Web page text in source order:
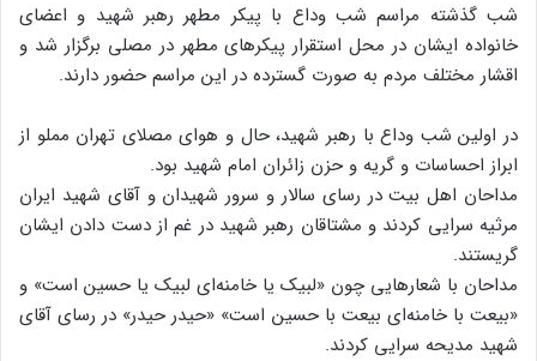
شب گذشته مراسم شب وداع با پیکر مطهر رهبر شهید و اعضای
خانواده ایشان در محل استقرار پیکرهای مطهر در مصلی برگزار شد و
اقشار مختلف مردم به صورت گسترده در این مراسم حضور دارند.
در اولین شب وداع با رهبر شهید، حال و هوای مصلای تهران مملو از
ابراز احساسات و گریه و حزن زائران امام شهید بود.
مداحان اهل بیت در رسای سالار و سرور شهیدان و آقای شهید ایران
مرثیه سرایی کردند و مشتاقان رهبر شهید در غم از دست دادن ایشان
گریستند.
مداحان با شعارهایی چون «لبیک یا خامنه‌ای لبیک یا حسین است» و
«بیعت با خامنه‌ای بیعت با حسین است» «حیدر حیدر» در رسای آقای
شهید مدیحه سرایی کردند.